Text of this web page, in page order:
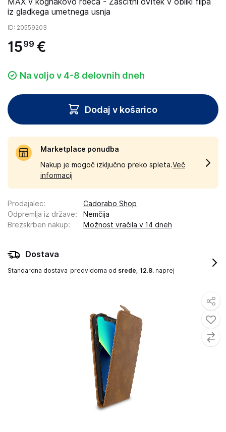
iz gladkega umetnega usnja
ID: 20559203
1599 €
Na voljo v 4-8 delovnih dneh
Dodaj v košarico
Marketplace ponudba
Nakup je mogoč izključno preko spleta.Več
informacij
Prodajalec:
Cadorabo Shop
Odpremlja iz države:
Nemčija
Brezskrben nakup: Možnost vračila v 14 dneh
Dostava
Standardna dostava predvidoma od srede, 12.8. naprej